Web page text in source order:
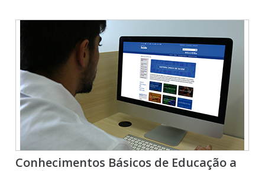
Conhecimentos Básicos de Educação a